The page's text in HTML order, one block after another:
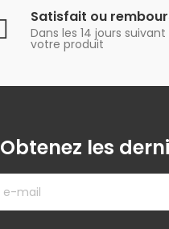
Satisfait ou
Dans les 14 jours
votre produit
Obtenez les